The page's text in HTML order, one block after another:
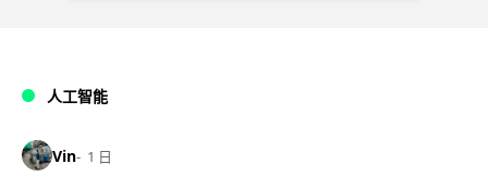
人工智能
Vin 1 日